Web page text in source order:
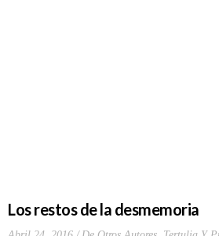
Los restos de la desmemoria